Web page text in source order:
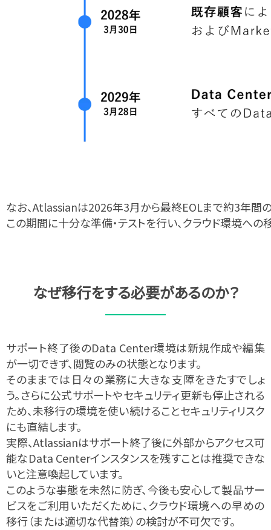
なお、Atlassianは2026年3月から最終EOLまで約3年間
この​期間に​十分な​準備・テストを​行い、​クラウド環境への​
なぜ移行を​する​必要が​あるのか？​
サポート終了後のData Center環境は新規作成や編集
が一切できず、閲覧のみの状態となります。
そのままでは​日々の​業務に​大きな​支障を​きたすでしょ
う。​さらに​公式サポートや​セキュリティ更新も​停止される​
ため、​未移行の​環境を​使い続ける​ことセキュリティリスク
にも​直結します。
実際、Atlassianはサポート終了後に外部からアクセス可
能なData Centerインスタンスを残すことは推奨できな
いと注意喚起しています。
このような​事態を​未然に​防ぎ、​今後も​安心して​製品サー
ビスを​ご利用いただく​ために、​​クラウド環境への​早めの​
移行​（または​適切な​代替策）の​検討が​不可欠です。​